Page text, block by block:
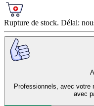
Rupture de stock. Délai:
Professionnels, avec votre
avec